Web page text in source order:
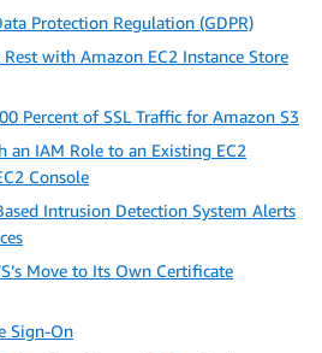
Protection Regulation (GDPR)
with Amazon EC2 Instance Store
Percent of SSL Traffic for Amazon S3
an IAM Role to an Existing EC2
Console
Intrusion Detection System Alerts
Move to Its Own Certificate
Sign-On